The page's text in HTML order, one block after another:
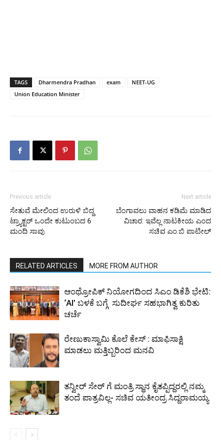
TAGS Dharmendra Pradhan exam
NEET-UG
Union Education Minister
Previous article
ಸೇತುವೆ ಮೇಲಿಂದ ಉರುಳಿ ಬಿದ್ದ
ಟ್ರ್ಯಾಕ್ಟರ್ ಒಂದೇ ಕುಟುಂಬದ 6
ಮಂದಿ ಸಾವು
Next article
ಬೆಂಗಾವಲು ವಾಹನ ಕಡಿಮೆ ಮಾಡಿದ
ವಿಚಾರ: ಇವೆಲ್ಲ ನಾಟಕೀಯ ಎಂದ
ಸಚಿವ ಎಂ.ಬಿ ಪಾಟೀಲ್
RELATED ARTICLES MORE FROM AUTHOR
ಆಂಥ್ರೋಪಿಕ್ ನಿಯೋಗದಿಂದ ಸಿಎಂ ಡಿಕೆಶಿ ಭೇಟಿ:
‘AI’ ಬಳಕೆ ಬಗ್ಗೆ ಸುದೀರ್ಘ ಸಹಭಾಗಿತ್ವ ಕುರಿತು
ಚರ್ಚೆ
ರೇಣುಕಾಸ್ವಾಮಿ ಕೊಲೆ ಕೇಸ್ : ಮಾಫಿಸಾಕ್ಷಿ
ಮಾಡಲು ಮತ್ತಿಬ್ಬರಿಂದ ಮನವಿ
ತನ್ವೀರ್ ಸೇಠ್ ಗೆ ಮಂತ್ರಿ ಸ್ಥಾನ ಕೈತಪ್ಪಿದ್ದರಲ್ಲಿ ನಮ್ಮ
ತಂದೆ ಪಾತ್ರವಿಲ್ಲ- ಸಚಿವ ಯತೀಂದ್ರ ಸಿದ್ದರಾಮಯ್ಯ